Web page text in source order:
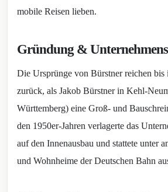
mobile Reisen lieben.
Gründung &
Die Ursprünge von Bürstner reichen bis
zurück, als Jakob Bürstner in Kehl-
Württemberg) eine Groß- und
den 1950er-Jahren verlagerte das
auf den Innenausbau und stattete unter
und Wohnheime der Deutschen Bahn